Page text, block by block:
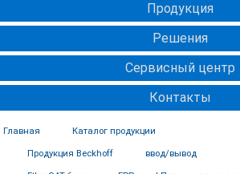
Продукция
Решения
Сервисный центр
Контакты
Главная Каталог продукции
Продукция Beckhoff ввод/вывод